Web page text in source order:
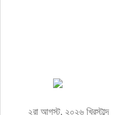
২রা আগস্ট, ২০২৬ খ্রিস্টাব্দ